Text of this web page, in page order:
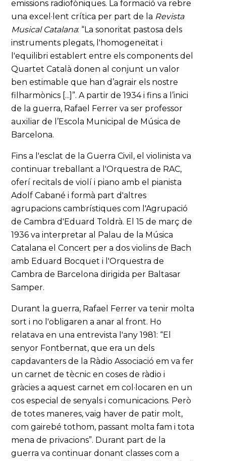
emissions radiofòniques. La formació va rebre
una excel·lent crítica per part de la Revista
Musical Catalana: “La sonoritat pastosa dels
instruments plegats, l'homogeneïtat i
l'equilibri establert entre els components del
Quartet Català donen al conjunt un valor
ben estimable que han d’agrair els nostre
filharmònics [...]”. A partir de 1934 i fins a l’inici
de la guerra, Rafael Ferrer va ser professor
auxiliar de l’Escola Municipal de Música de
Barcelona.
Fins a l'esclat de la Guerra Civil, el violinista va
continuar treballant a l'Orquestra de RAC,
oferí recitals de violí i piano amb el pianista
Adolf Cabané i formà part d'altres
agrupacions cambrístiques com l'Agrupació
de Cambra d'Eduard Toldrà. El 15 de març de
1936 va interpretar al Palau de la Música
Catalana el Concert per a dos violins de Bach
amb Eduard Bocquet i l'Orquestra de
Cambra de Barcelona dirigida per Baltasar
Samper.
Durant la guerra, Rafael Ferrer va tenir molta
sort i no l'obligaren a anar al front. Ho
relatava en una entrevista l'any 1981: “El
senyor Fontbernat, que era un dels
capdavanters de la Ràdio Associació em va fer
un carnet de tècnic en coses de ràdio i
gràcies a aquest carnet em col·locaren en un
cos especial de senyals i comunicacions. Però
de totes maneres, vaig haver de patir molt,
com gairebé tothom, passant molta fam i tota
mena de privacions”. Durant part de la
guerra va continuar donant classes com a